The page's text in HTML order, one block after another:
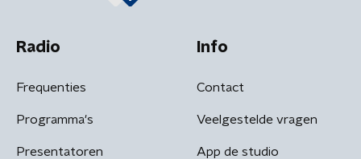
Radio
Frequenties
Programma's
Presentatoren
Info
Contact
Veelgestelde vragen
App de studio